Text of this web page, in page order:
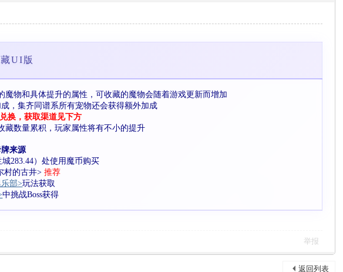
UI版
物和具体提升的属性，可收藏的魔物会随着游戏更新而增加
，集齐同谱系所有宠物还会获得额外加成
换，获取渠道见下方
藏数量累积，玩家属性将有不小的提升
来源
283.44）处使用魔币购买
村的古井>推荐
部>玩法获取
中挑战Boss获得
举报
返回列表